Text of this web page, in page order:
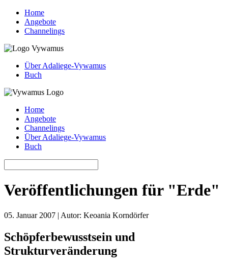
Home
Angebote
Channelings
Über Adaliege-Vywamus
Buch
Home
Angebote
Channelings
Über Adaliege-Vywamus
Buch
Veröffentlichungen für "Erde"
05. Januar 2007 | Autor: Keoania Korndörfer
Schöpferbewusstsein und
Strukturveränderung